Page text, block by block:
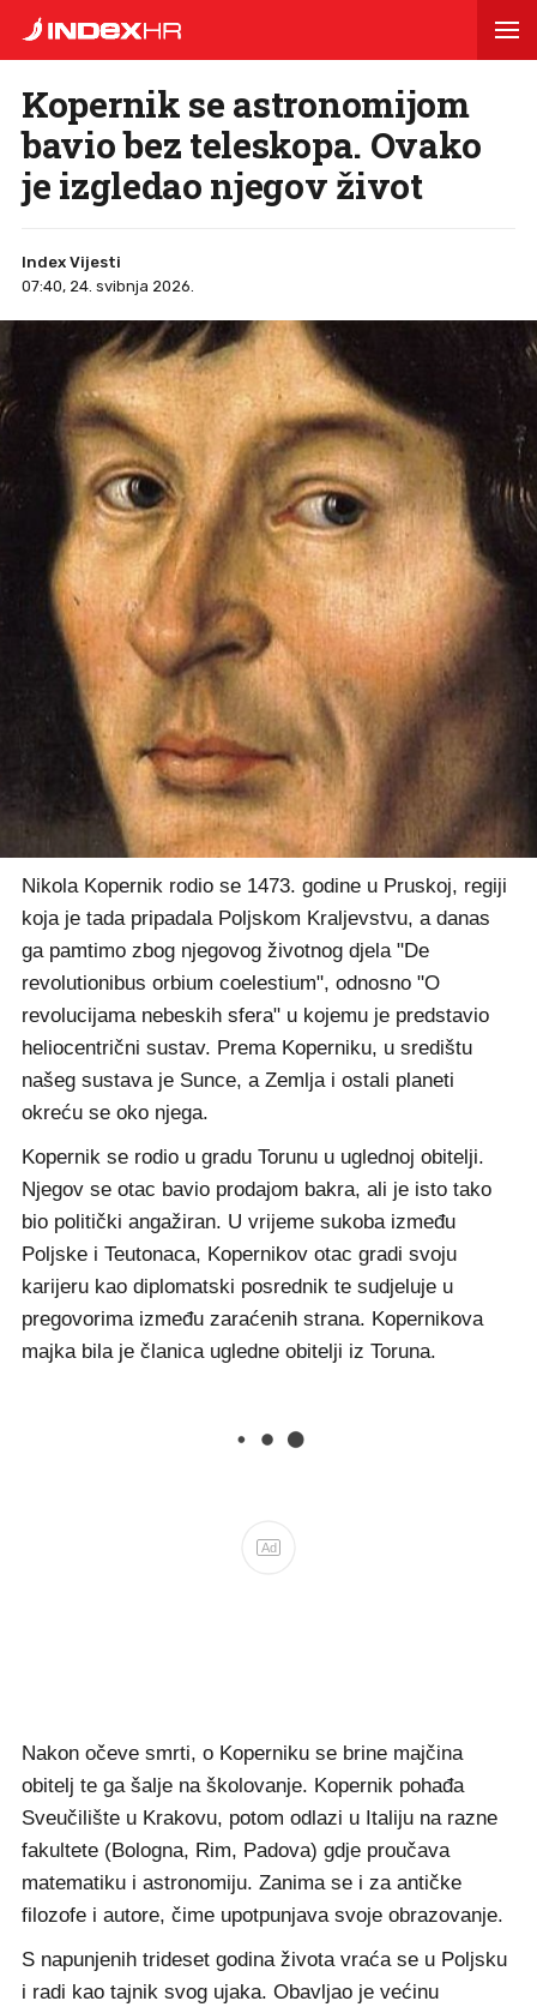
Kopernik se astronomijom
bavio bez teleskopa. Ovako
je izgledao njegov život
Index Vijesti
07:40, 24. svibnja 2026.
Nikola Kopernik rodio se 1473. godine u Pruskoj, regiji
koja je tada pripadala Poljskom Kraljevstvu, a danas
ga pamtimo zbog njegovog životnog djela "De
revolutionibus orbium coelestium", odnosno "O
revolucijama nebeskih sfera" u kojemu je predstavio
heliocentrični sustav. Prema Koperniku, u središtu
našeg sustava je Sunce, a Zemlja i ostali planeti
okreću se oko njega.
Kopernik se rodio u gradu Torunu u uglednoj obitelji.
Njegov se otac bavio prodajom bakra, ali je isto tako
bio politički angažiran. U vrijeme sukoba između
Poljske i Teutonaca, Kopernikov otac gradi svoju
karijeru kao diplomatski posrednik te sudjeluje u
pregovorima između zaraćenih strana. Kopernikova
majka bila je članica ugledne obitelji iz Toruna.
Ad
Nakon očeve smrti, o Koperniku se brine majčina
obitelj te ga šalje na školovanje. Kopernik pohađa
Sveučilište u Krakovu, potom odlazi u Italiju na razne
fakultete (Bologna, Rim, Padova) gdje proučava
matematiku i astronomiju. Zanima se i za antičke
filozofe i autore, čime upotpunjava svoje obrazovanje.
S napunjenih trideset godina života vraća se u Poljsku
i radi kao tajnik svog ujaka. Obavljao je većinu